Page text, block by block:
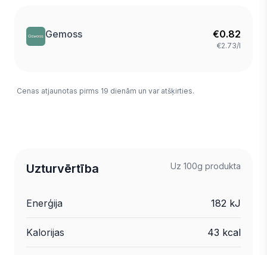
Gemoss €0.82
€2.73/l
Cenas atjaunotas pirms 19 dienām un var atšķirties.
Uzturvērtība Uz 100g produkta
Enerģija 182 kJ
Kalorijas 43 kcal